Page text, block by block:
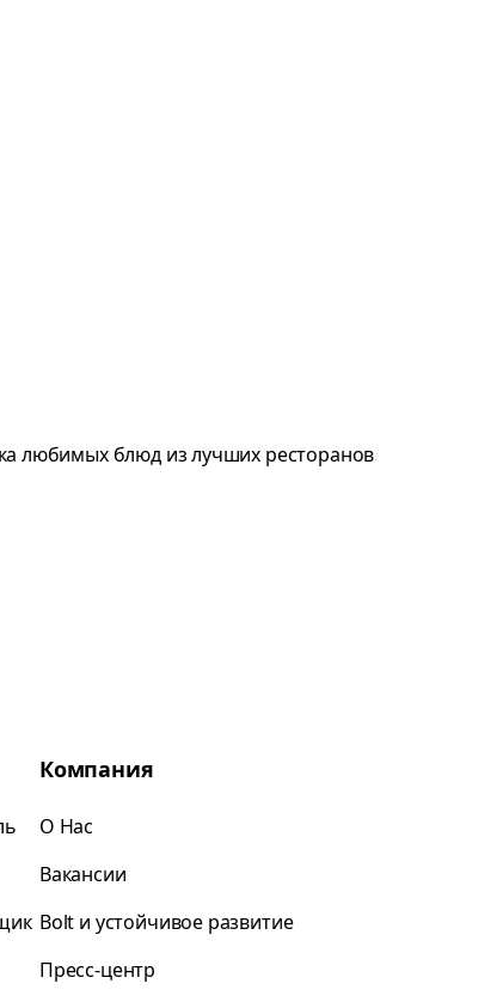
Компания
О Нас
Вакансии
Bolt и устойчивое развитие
Пресс-центр